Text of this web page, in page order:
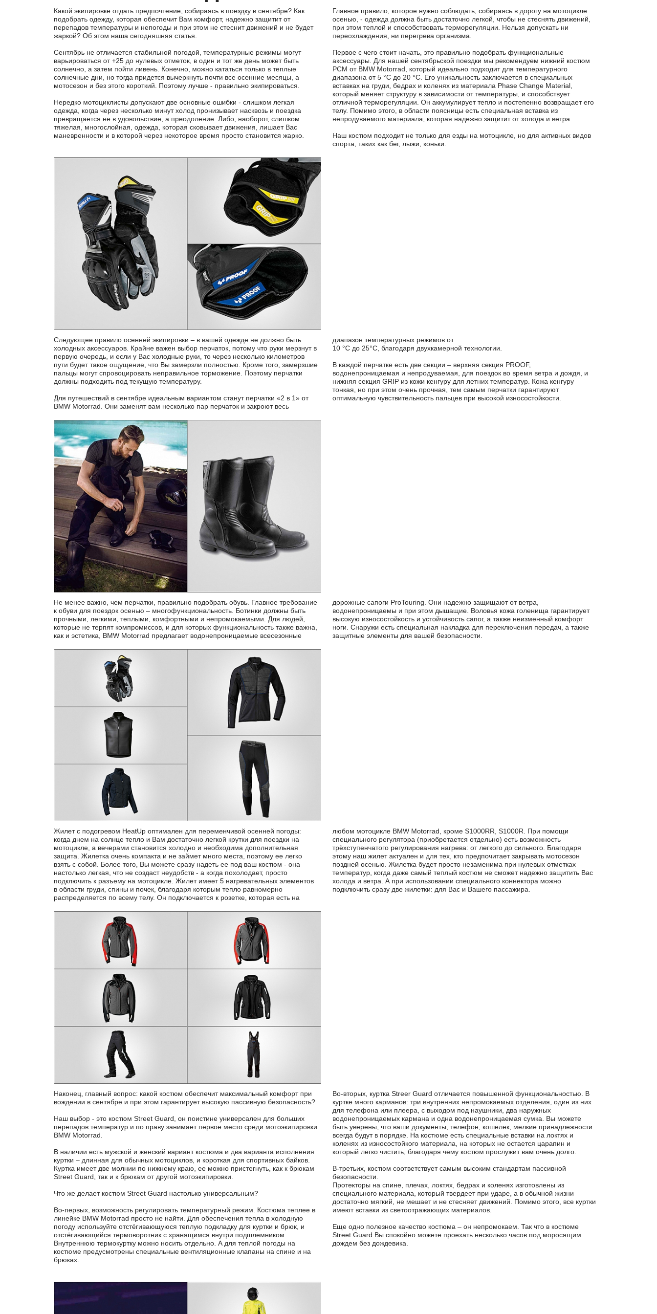
Какой экипировке отдать предпочтение, собираясь в поездку в сентябре? Как
подобрать одежду, которая обеспечит Вам комфорт, надежно защитит от
перепадов температуры и непогоды и при этом не стеснит движений и не будет
жаркой? Об этом наша сегодняшняя статья.
Сентябрь не отличается стабильной погодой, температурные режимы могут
варьироваться от +25 до нулевых отметок, в один и тот же день может быть
солнечно, а затем пойти ливень. Конечно, можно кататься только в теплые
солнечные дни, но тогда придется вычеркнуть почти все осенние месяцы, а
мотосезон и без этого короткий. Поэтому лучше - правильно экипироваться.
Нередко мотоциклисты допускают две основные ошибки - слишком легкая
одежда, когда через несколько минут холод пронизывает насквозь и поездка
превращается не в удовольствие, а преодоление. Либо, наоборот, слишком
тяжелая, многослойная, одежда, которая сковывает движения, лишает Вас
маневренности и в которой через некоторое время просто становится жарко.
Главное правило, которое нужно соблюдать, собираясь в дорогу на мотоцикле
осенью, - одежда должна быть достаточно легкой, чтобы не стеснять движений,
при этом теплой и способствовать терморегуляции. Нельзя допускать ни
переохлаждения, ни перегрева организма.
Первое с чего стоит начать, это правильно подобрать функциональные
аксессуары. Для нашей сентябрьской поездки мы рекомендуем нижний костюм
PCM от BMW Motorrad, который идеально подходит для температурного
диапазона от 5 °C до 20 °C. Его уникальность заключается в специальных
вставках на груди, бедрах и коленях из материала Phase Change Material,
который меняет структуру в зависимости от температуры, и способствует
отличной терморегуляции. Он аккумулирует тепло и постепенно возвращает его
телу. Помимо этого, в области поясницы есть специальная вставка из
непродуваемого материала, которая надежно защитит от холода и ветра.
Наш костюм подходит не только для езды на мотоцикле, но для активных видов
спорта, таких как бег, лыжи, коньки.
Следующее правило осенней экипировки – в вашей одежде не должно быть
холодных аксессуаров. Крайне важен выбор перчаток, потому что руки мерзнут в
первую очередь, и если у Вас холодные руки, то через несколько километров
пути будет такое ощущение, что Вы замерзли полностью. Кроме того, замерзшие
пальцы могут спровоцировать неправильное торможение. Поэтому перчатки
должны подходить под текущую температуру.
Для путешествий в сентябре идеальным вариантом станут перчатки «2 в 1» от
BMW Motorrad. Они заменят вам несколько пар перчаток и закроют весь
диапазон температурных режимов от
10 °C до 25°C, благодаря двухкамерной технологии.
В каждой перчатке есть две секции – верхняя секция PROOF,
водонепроницаемая и непродуваемая, для поездок во время ветра и дождя, и
нижняя секция GRIP из кожи кенгуру для летних температур. Кожа кенгуру
тонкая, но при этом очень прочная, тем самым перчатки гарантируют
оптимальную чувствительность пальцев при высокой износостойкости.
Не менее важно, чем перчатки, правильно подобрать обувь. Главное требование
к обуви для поездок осенью – многофункциональность. Ботинки должны быть
прочными, легкими, теплыми, комфортными и непромокаемыми. Для людей,
которые не терпят компромиссов, и для которых функциональность также важна,
как и эстетика, BMW Motorrad предлагает водонепроницаемые всесезонные
дорожные сапоги ProTouring. Они надежно защищают от ветра,
водонепроницаемы и при этом дышащие. Воловья кожа голенища гарантирует
высокую износостойкость и устойчивость сапог, а также неизменный комфорт
ноги. Снаружи есть специальная накладка для переключения передач, а также
защитные элементы для вашей безопасности.
Жилет с подогревом HeatUp оптимален для переменчивой осенней погоды:
когда днем на солнце тепло и Вам достаточно легкой крутки для поездки на
мотоцикле, а вечерами становится холодно и необходима дополнительная
защита. Жилетка очень компакта и не займет много места, поэтому ее легко
взять с собой. Более того, Вы можете сразу надеть ее под ваш костюм - она
настолько легкая, что не создаст неудобств - а когда похолодает, просто
подключить к разъему на мотоцикле. Жилет имеет 5 нагревательных элементов
в области груди, спины и почек, благодаря которым тепло равномерно
распределяется по всему телу. Он подключается к розетке, которая есть на
любом мотоцикле BMW Motorrad, кроме S1000RR, S1000R. При помощи
специального регулятора (приобретается отдельно) есть возможность
трёхступенчатого регулирования нагрева: от легкого до сильного. Благодаря
этому наш жилет актуален и для тех, кто предпочитает закрывать мотосезон
поздней осенью. Жилетка будет просто незаменима при нулевых отметках
температур, когда даже самый теплый костюм не сможет надежно защитить Вас
холода и ветра. А при использовании специального коннектора можно
подключить сразу две жилетки: для Вас и Вашего пассажира.
Наконец, главный вопрос: какой костюм обеспечит максимальный комфорт при
вождении в сентябре и при этом гарантирует высокую пассивную безопасность?
Наш выбор - это костюм Street Guard, он поистине универсален для больших
перепадов температур и по праву занимает первое место среди мотоэкипировки
BMW Motorrad.
В наличии есть мужской и женский вариант костюма и два варианта исполнения
куртки – длинная для обычных мотоциклов, и короткая для спортивных байков.
Куртка имеет две молнии по нижнему краю, ее можно пристегнуть, как к брюкам
Street Guard, так и к брюкам от другой мотоэкипировки.
Что же делает костюм Street Guard настолько универсальным?
Во-первых, возможность регулировать температурный режим. Костюма теплее в
линейке BMW Motorrad просто не найти. Для обеспечения тепла в холодную
погоду используйте отстёгивающуюся теплую подкладку для куртки и брюк, и
отстёгивающийся термоворотник с хранящимся внутри подшлемником.
Внутреннюю термокуртку можно носить отдельно. А для теплой погоды на
костюме предусмотрены специальные вентиляционные клапаны на спине и на
брюках.
Во-вторых, куртка Streer Guard отличается повышенной функциональностью. В
куртке много карманов: три внутренних непромокаемых отделения, один из них
для телефона или плеера, с выходом под наушники, два наружных
водонепроницаемых кармана и одна водонепроницаемая сумка. Вы можете
быть уверены, что ваши документы, телефон, кошелек, мелкие принадлежности
всегда будут в порядке. На костюме есть специальные вставки на локтях и
коленях из износостойкого материала, на которых не остается царапин и
который легко чистить, благодаря чему костюм прослужит вам очень долго.
В-третьих, костюм соответствует самым высоким стандартам пассивной
безопасности.
Протекторы на спине, плечах, локтях, бедрах и коленях изготовлены из
специального материала, который твердеет при ударе, а в обычной жизни
достаточно мягкий, не мешает и не стесняет движений. Помимо этого, все куртки
имеют вставки из светоотражающих материалов.
Еще одно полезное качество костюма – он непромокаем. Так что в костюме
Street Guard Вы спокойно можете проехать несколько часов под моросящим
дождем без дождевика.